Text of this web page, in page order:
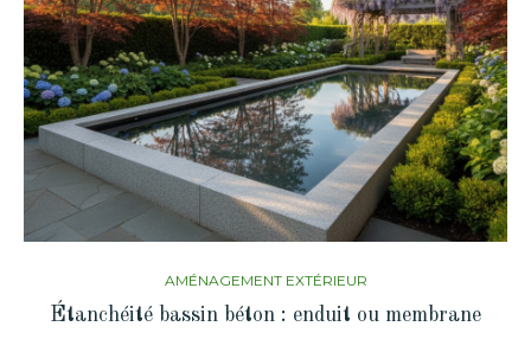
AMÉNAGEMENT EXTÉRIEUR
Étanchéité bassin béton : enduit ou membrane